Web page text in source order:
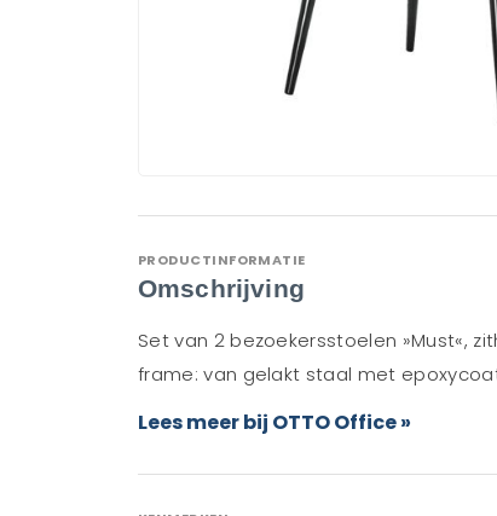
PRODUCTINFORMATIE
Omschrijving
Set van 2 bezoekersstoelen »Must«,
frame: van gelakt staal met
Lees meer bij OTTO Office »